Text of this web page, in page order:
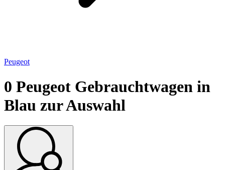
Peugeot
0 Peugeot Gebrauchtwagen in
Blau zur Auswahl